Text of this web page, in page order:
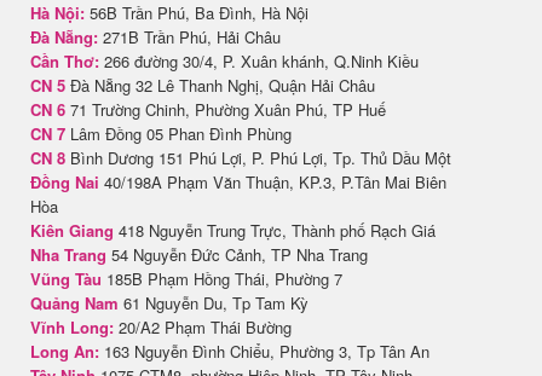
Hà Nội: 56B Trần Phú, Ba Đình, Hà Nội
Đà Nẵng: 271B Trần Phú, Hải Châu
Cần Thơ: 266 đường 30/4, P. Xuân khánh, Q.Ninh Kiều
CN 5 Đà Nẵng 32 Lê Thanh Nghị, Quận Hải Châu
CN 6 71 Trường Chinh, Phường Xuân Phú, TP Huế
CN 7 Lâm Đồng 05 Phan Đình Phùng
CN 8 Bình Dương 151 Phú Lợi, P. Phú Lợi, Tp. Thủ Dầu Một
Đồng Nai 40/198A Phạm Văn Thuận, KP.3, P.Tân Mai Biên
Hòa
Kiên Giang 418 Nguyễn Trung Trực, Thành phố Rạch Giá
Nha Trang 54 Nguyễn Đức Cảnh, TP Nha Trang
Vũng Tàu 185B Phạm Hồng Thái, Phường 7
Quảng Nam 61 Nguyễn Du, Tp Tam Kỳ
Vĩnh Long: 20/A2 Phạm Thái Bường
Long An: 163 Nguyễn Đình Chiểu, Phường 3, Tp Tân An